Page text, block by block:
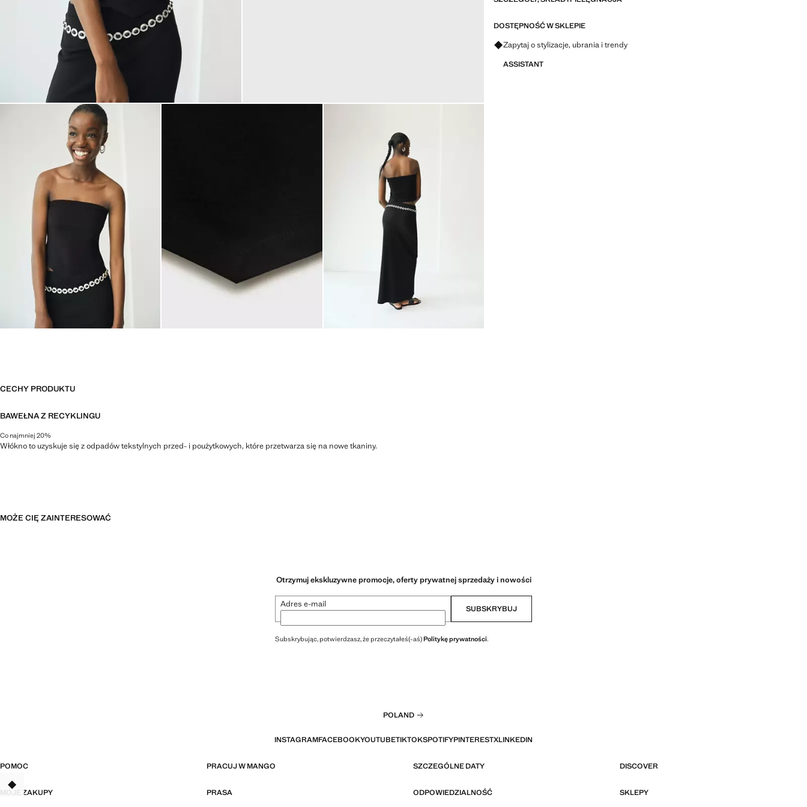
DOSTĘPNOŚĆ W SKLEPIE
Zapytaj o stylizacje, ubrania i trendy
ASSISTANT
CECHY PRODUKTU
BAWEŁNA Z RECYKLINGU
Co najmniej 20%
Włókno to uzyskuje się z odpadów tekstylnych przed- i poużytkowych, które przetwarza się na nowe tkaniny.
MOŻE CIĘ ZAINTERESOWAĆ
Otrzymuj ekskluzywne promocje, oferty prywatnej sprzedaży i nowości
Adres e-mail SUBSKRYBUJ
Subskrybując, potwierdzasz, że przeczytałeś(-aś)Politykę prywatności.
POLAND
INSTAGRAMFACEBOOKYOUTUBETIKTOKSPOTIFYPINTERESTXLINKEDIN
POMOC PRACUJ W MANGO SZCZEGÓLNE DATY DISCOVER
MOJE ZAKUPY PRASA ODPOWIEDZIALNOŚĆ SKLEPY